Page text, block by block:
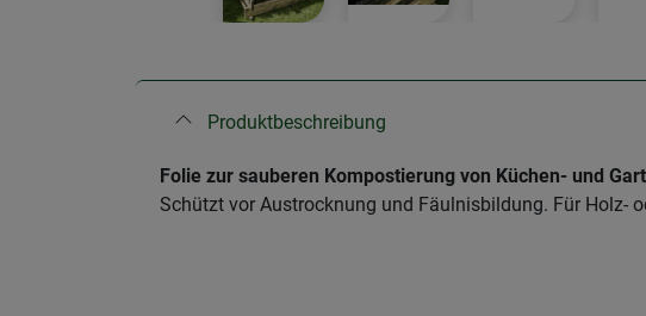
Produktbeschreibung
Folie zur sauberen Kompostierung von Küchen- und
Schützt vor Austrocknung und Fäulnisbildung. Für Holz-